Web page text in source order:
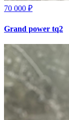
70 000 ₽
Grand power tq2